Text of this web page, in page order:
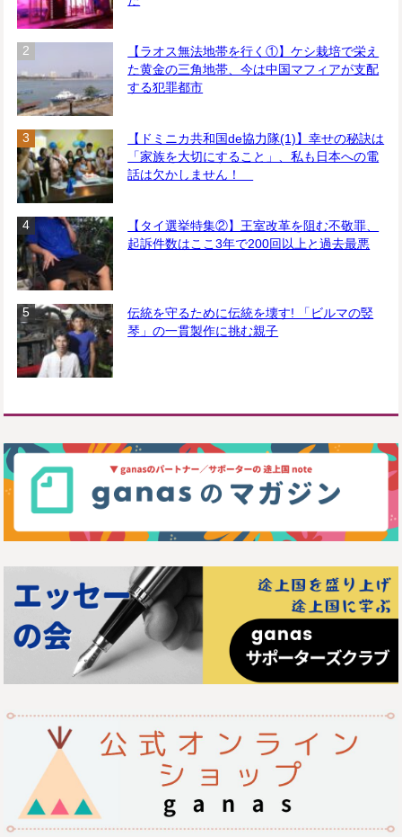
【ラオス無法地帯を行く①】ケシ栽培で栄え
た黄金の三角地帯、今は中国マフィアが支配
する犯罪都市
【ドミニカ共和国de協力隊(1)】幸せの秘訣は
「家族を大切にすること」、私も日本への電
話は欠かしません！
【タイ選挙特集②】王室改革を阻む不敬罪、
起訴件数はここ3年で200回以上と過去最悪
伝統を守るために伝統を壊す! 「ビルマの竪
琴」の一貫製作に挑む親子